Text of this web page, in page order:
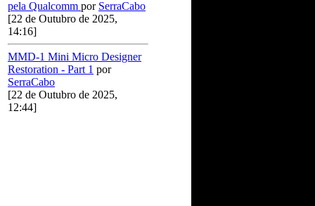
pela Qualcomm por SerraCabo
[22 de Outubro de 2025,
14:16]
MMD-1 Mini Micro Designer
Restoration - Part 1 por
SerraCabo
[22 de Outubro de 2025,
12:44]